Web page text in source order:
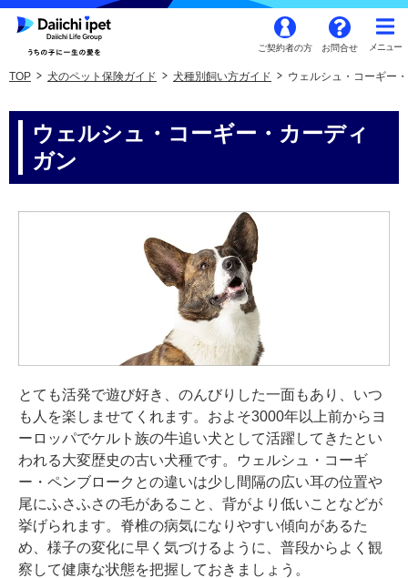
ご契約者の方 お問合せ
TOP 犬のペット保険ガイド 犬種別飼い方ガイド ウェルシュ・コーギー
ウェルシュ・コーギー・カーディ
ガン
とても活発で遊び好き、のんびりした一面もあり、いつ
も人を楽しませてくれます。およそ3000年以上前からヨ
ーロッパでケルト族の牛追い犬として活躍してきたとい
われる大変歴史の古い犬種です。ウェルシュ・コーギ
ー・ペンブロークとの違いは少し間隔の広い耳の位置や
尾にふさふさの毛があること、背がより低いことなどが
挙げられます。脊椎の病気になりやすい傾向があるた
め、様子の変化に早く気づけるように、普段からよく観
察して健康な状態を把握しておきましょう。